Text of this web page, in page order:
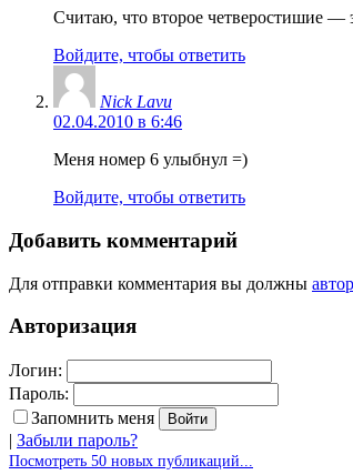
Считаю, что второе четверостишие —
Войдите, чтобы ответить
Nick Lavu
02.04.2010 в 6:46
Меня номер 6 улыбнул =)
Войдите, чтобы ответить
Добавить комментарий
Для отправки комментария вы должны
Авторизация
Логин:
Пароль:
Запомнить меня
| Забыли пароль?
Посмотреть 50 новых публикаций...